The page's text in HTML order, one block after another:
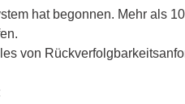
hat begonnen. Mehr als
von